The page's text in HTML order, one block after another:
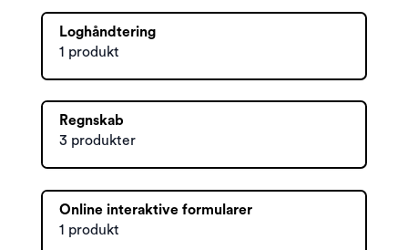
Loghåndtering
1 produkt
Regnskab
3 produkter
Online interaktive formularer
1 produkt